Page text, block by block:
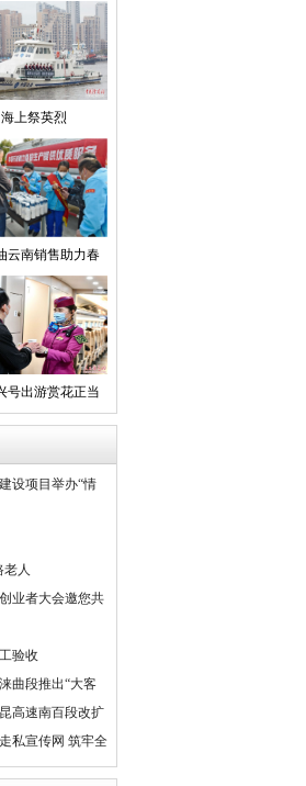
海上祭英烈
云南销售助力春
号出游赏花正当
设项目举办“情
人
业者大会邀您共
验收
曲段推出“大客
高速南百段改扩
私宣传网 筑牢全